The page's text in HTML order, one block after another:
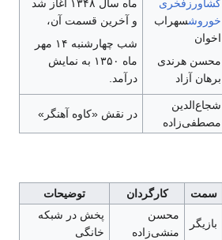
کشاورز فخری
خوروشسهراب
اخوان
محسن هرندی
برهان آزاد
ماه سال ۱۳۴۸ آغاز شد
و آخرین قسمت آن،
شب چهارشنبه ۱۴ مهر
ماه ۱۳۵۰ به نمایش
درآمد.
شجاع‌الدین
مصطفی‌زاده
در نقش «کاوه آهنگر»
سمت کارگردان توضیحات
بازیگر
محسن
منشی‌زاده
پخش در شبکه
خانگی